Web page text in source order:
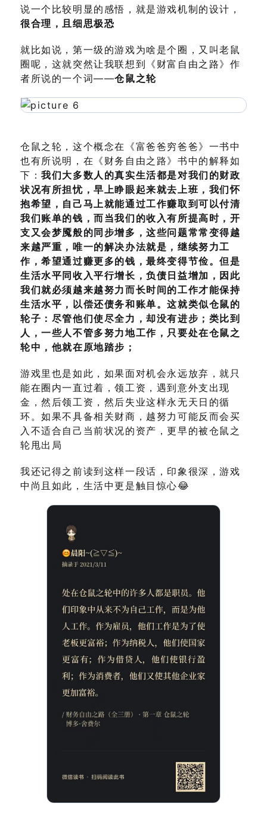
说一个比较明显的感悟，就是游戏机制的设计，
很合理，且细思极恐
就比如说，第一级的游戏为啥是个圈，又叫老鼠
圈呢，这就突然让我联想到《财富自由之路》作
者所说的一个词——仓鼠之轮
仓鼠之轮，这个概念在《富爸爸穷爸爸》一书中
也有所说明，在《财务自由之路》书中的解释如
下：我们大多数人的真实生活都是对我们的财政
状况有所担忧，早上睁眼起来就去上班，我们怀
抱希望，自己马上就能通过工作赚取到可以付清
我们账单的钱，而当我们的收入有所提高时，开
支又会梦魇般的同步增多，这些问题常常变得越
来越严重，唯一的解决办法就是，继续努力工
作，希望通过赚更多的钱，最终变得节俭。但是
生活水平同收入平行增长，负债日益增加，因此
我们就必须越来越努力而长时间的工作才能保持
生活水平，以偿还债务和账单。这就类似仓鼠的
轮子：尽管他们使尽全力，却没有进步；类比到
人，一些人不管多努力地工作，只要处在仓鼠之
轮中，他就在原地踏步；
游戏里也是如此，如果面对机会永远放弃，就只
能在圈内一直过着，领工资，遇到意外支出现
金，然后领工资，然后失业这样永无天日的循
环。如果不具备相关财商，越努力可能反而会买
入不适合自己当前状况的资产，更早的被仓鼠之
轮甩出局
我还记得之前读到这样一段话，印象很深，游戏
中尚且如此，生活中更是触目惊心😂